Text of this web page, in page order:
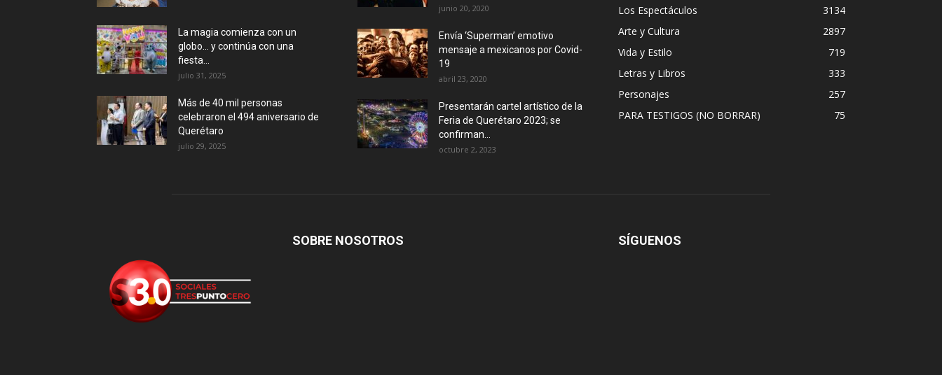
La magia comienza con un
globo… y continúa con una
fiesta...
julio 31, 2025
Más de 40 mil personas
celebraron el 494 aniversario de
Querétaro
julio 29, 2025
junio 20, 2020
Envía ‘Superman’ emotivo
mensaje a mexicanos por Covid-
19
abril 23, 2020
Presentarán cartel artístico de la
Feria de Querétaro 2023; se
confirman...
octubre 2, 2023
Los Espectáculos
3134
Arte y Cultura
2897
Vida y Estilo
719
Letras y Libros
333
Personajes
257
PARA TESTIGOS (NO BORRAR)
75
SOBRE NOSOTROS SÍGUENOS